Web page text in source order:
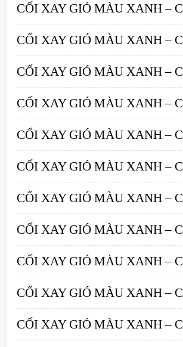
CỐI XAY GIÓ MÀU XANH –
CỐI XAY GIÓ MÀU XANH –
CỐI XAY GIÓ MÀU XANH –
CỐI XAY GIÓ MÀU XANH –
CỐI XAY GIÓ MÀU XANH –
CỐI XAY GIÓ MÀU XANH –
CỐI XAY GIÓ MÀU XANH –
CỐI XAY GIÓ MÀU XANH –
CỐI XAY GIÓ MÀU XANH –
CỐI XAY GIÓ MÀU XANH –
CỐI XAY GIÓ MÀU XANH –